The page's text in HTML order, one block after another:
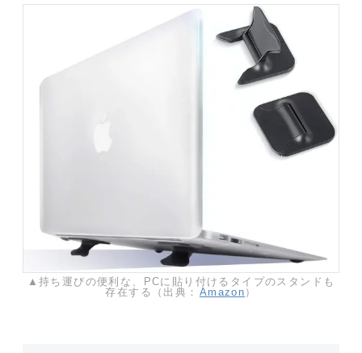
▲持ち運びの便利な、PCに貼り付けるタイプのスタンドも
存在する（出典： Amazon ）